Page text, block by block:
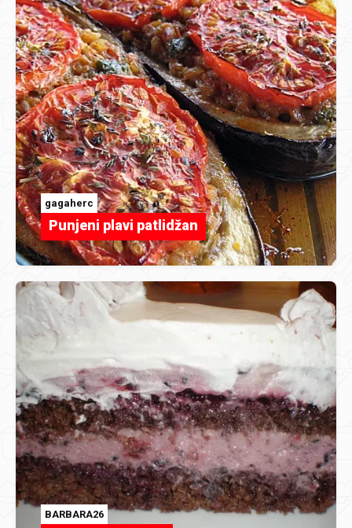
gagaherc
Punjeni plavi patlidžan
BARBARA26